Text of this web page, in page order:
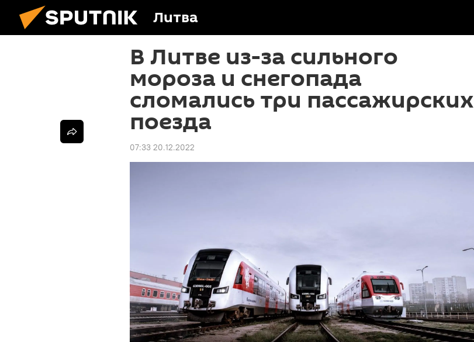
Литва
В Литве из-за сильного
мороза и снегопада
сломались три пассажирских
поезда
07:33 20.12.2022